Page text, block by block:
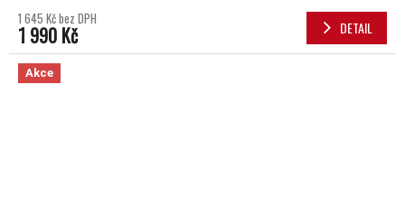
1 645 Kč bez DPH
1 990 Kč DETAIL
Akce